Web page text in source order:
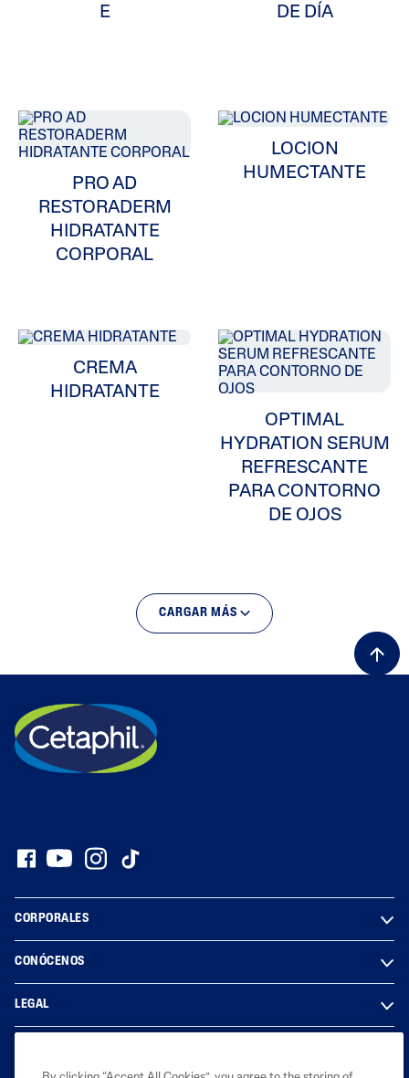
E
DE DÍA
PRO AD
RESTORADERM
HIDRATANTE
CORPORAL
LOCION
HUMECTANTE
CREMA
HIDRATANTE
OPTIMAL
HYDRATION SERUM
REFRESCANTE
PARA CONTORNO
DE OJOS
CARGAR MÁS
CORPORALES
CONÓCENOS
LEGAL